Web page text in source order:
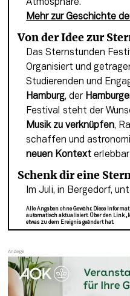
Atmosphäre.
Mehr zur Geschichte
Von der Idee zur
Das Sternstunden
Organisiert und
Studierenden und
Hamburg, der
Festival steht der
Musik zu verknüpfen,
schaffen und
neuen Kontext
Schenk dir eine
Im Juli, in Bergedorf,
Alle Angaben ohne Gewähr. Diese
automatisch aktualisiert. Über den Link
etwas zu dem Ereignis geändert hat.